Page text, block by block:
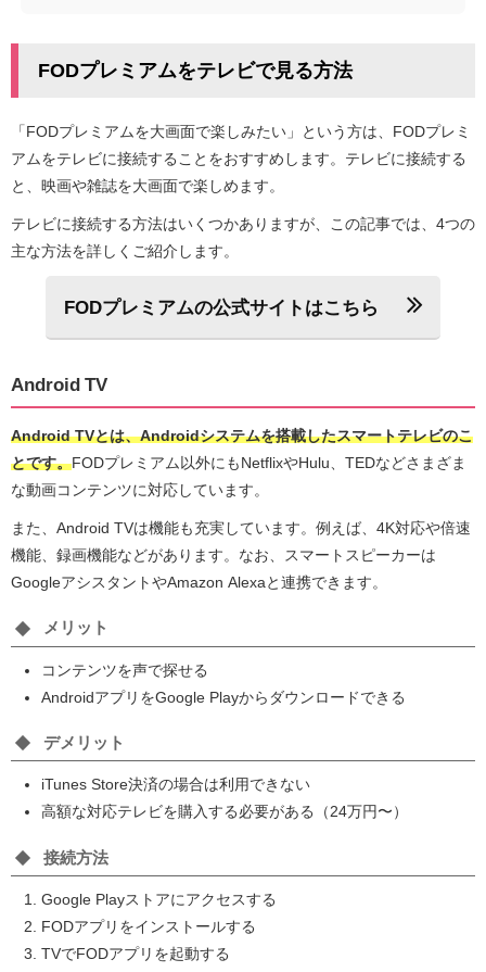
FODプレミアムをテレビで見る方法
「FODプレミアムを大画面で楽しみたい」という方は、FODプレミ
アムをテレビに接続することをおすすめします。テレビに接続する
と、映画や雑誌を大画面で楽しめます。
テレビに接続する方法はいくつかありますが、この記事では、4つの
主な方法を詳しくご紹介します。
FODプレミアムの公式サイトはこちら
Android TV
Android TVとは、Androidシステムを搭載したスマートテレビのこ
とです。FODプレミアム以外にもNetflixやHulu、TEDなどさまざま
な動画コンテンツに対応しています。
また、Android TVは機能も充実しています。例えば、4K対応や倍速
機能、録画機能などがあります。なお、スマートスピーカーは
GoogleアシスタントやAmazon Alexaと連携できます。
メリット
コンテンツを声で探せる
AndroidアプリをGoogle Playからダウンロードできる
デメリット
iTunes Store決済の場合は利用できない
高額な対応テレビを購入する必要がある（24万円〜）
接続方法
Google Playストアにアクセスする
FODアプリをインストールする
TVでFODアプリを起動する